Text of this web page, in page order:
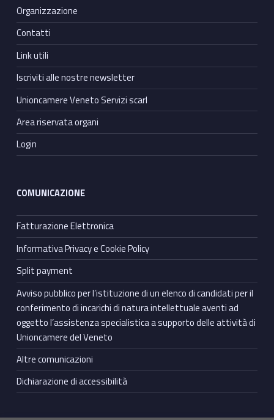
Organizzazione
Contatti
Link utili
Iscriviti alle nostre newsletter
Unioncamere Veneto Servizi scarl
Area riservata organi
Login
COMUNICAZIONE
Fatturazione Elettronica
Informativa Privacy e Cookie Policy
Split payment
Avviso pubblico per l’istituzione di un elenco di candidati per il
conferimento di incarichi di natura intellettuale aventi ad
oggetto l’assistenza specialistica a supporto delle attività di
Unioncamere del Veneto
Altre comunicazioni
Dichiarazione di accessibilità